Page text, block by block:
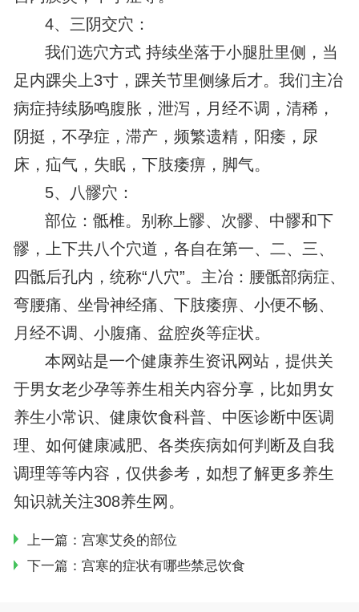
4、三阴交穴：
我们选穴方式 持续坐落于小腿肚里侧，当
足内踝尖上3寸，踝关节里侧缘后才。我们主冶
病症持续肠鸣腹胀，泄泻，月经不调，清稀，
阴挺，不孕症，滞产，频繁遗精，阳痿，尿
床，疝气，失眠，下肢痿痹，脚气。
5、八髎穴：
部位：骶椎。别称上髎、次髎、中髎和下
髎，上下共八个穴道，各自在第一、二、三、
四骶后孔内，统称“八穴”。主冶：腰骶部病症、
弯腰痛、坐骨神经痛、下肢痿痹、小便不畅、
月经不调、小腹痛、盆腔炎等症状。
本网站是一个健康养生资讯网站，提供关
于男女老少孕等养生相关内容分享，比如男女
养生小常识、健康饮食科普、中医诊断中医调
理、如何健康减肥、各类疾病如何判断及自我
调理等等内容，仅供参考，如想了解更多养生
知识就关注308养生网。
上一篇： 宫寒艾灸的部位
下一篇： 宫寒的症状有哪些禁忌饮食